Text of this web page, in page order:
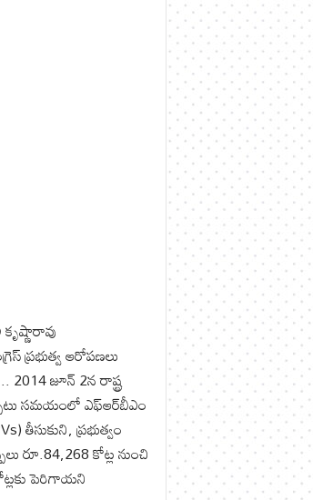
ప్రభుత్వ ఆరోపణలు
జూన్ 2న రాష్ట్ర
సమయంలో ఎఫ్‌ఆర్‌బీఎం
తీసుకుని, ప్రభుత్వం
రూ.84,268 కోట్ల నుంచి
పెరిగాయని